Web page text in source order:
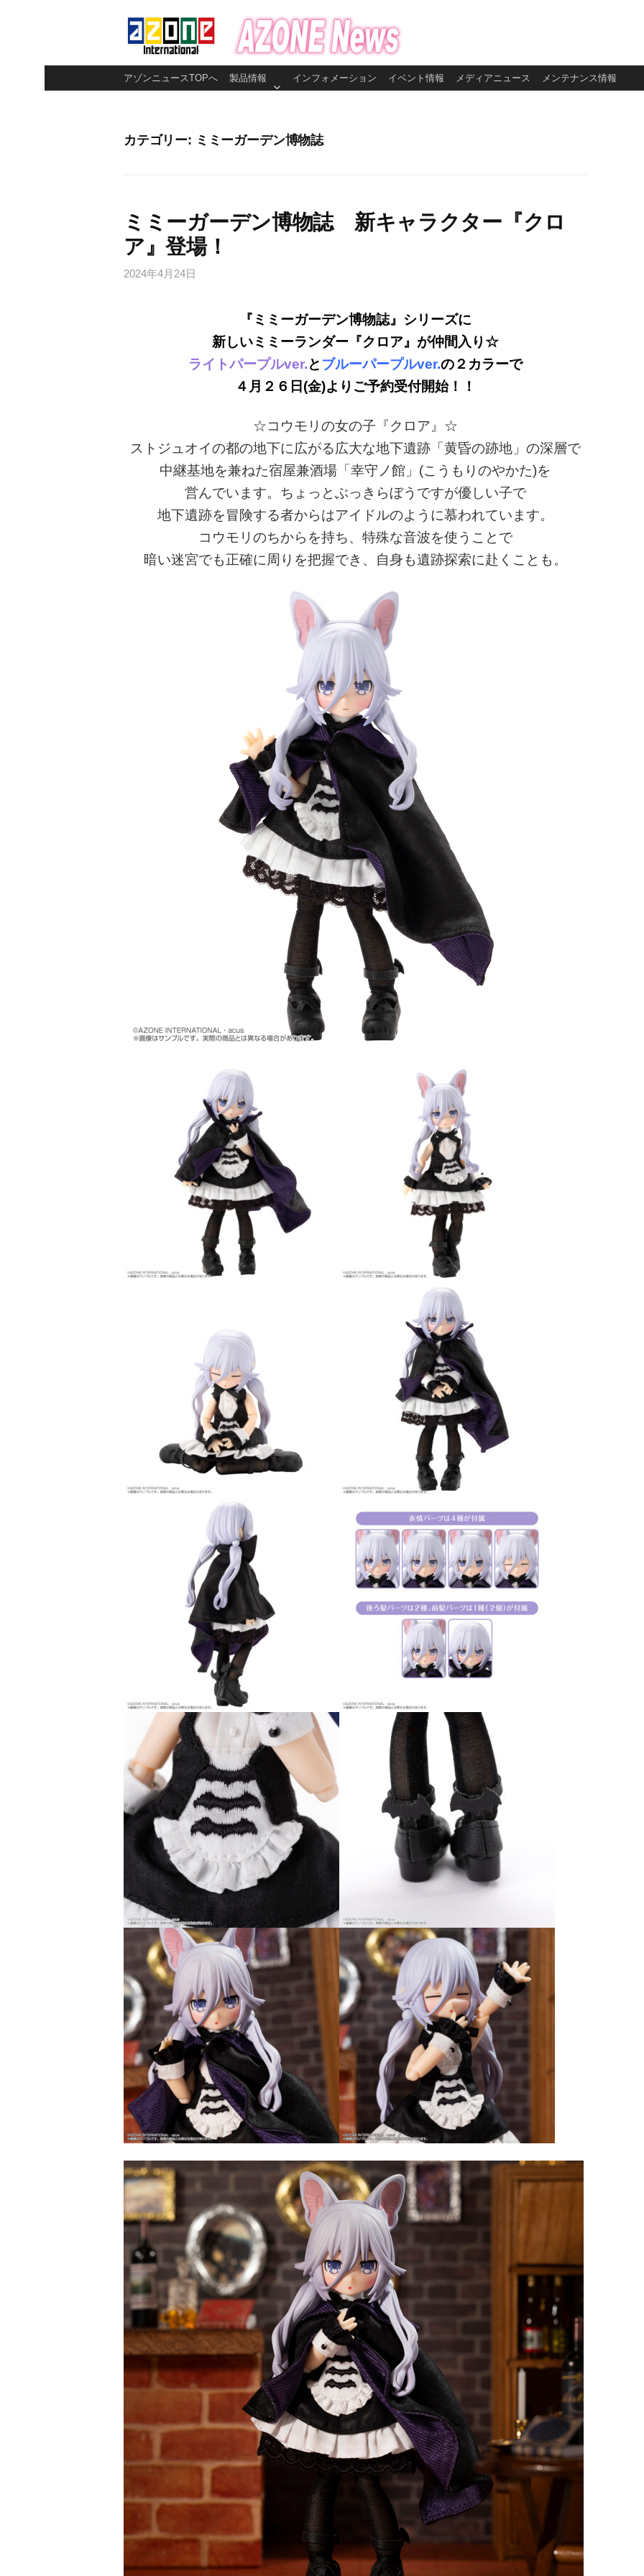
ン
アゾンニュースTOPへ 製品情報 インフォメーション イベント情報 メディアニュース メンテナンス情報
カテゴリー: ミミーガーデン博物誌
ミミーガーデン博物誌 新キャラクター『クロ
ア』登場！
2024年4月24日
『ミミーガーデン博物誌』シリーズに
新しいミミーランダー『クロア』が仲間入り☆
ライトパープルver.とブルーパープルver.の２カラーで
４月２６日(金)よりご予約受付開始！！
☆コウモリの女の子『クロア』☆
ストジュオイの都の地下に広がる広大な地下遺跡「黄昏の跡地」の深層で
中継基地を兼ねた宿屋兼酒場「幸守ノ館」(こうもりのやかた)を
営んでいます。ちょっとぶっきらぼうですが優しい子で
地下遺跡を冒険する者からはアイドルのように慕われています。
コウモリのちからを持ち、特殊な音波を使うことで
暗い迷宮でも正確に周りを把握でき、自身も遺跡探索に赴くことも。